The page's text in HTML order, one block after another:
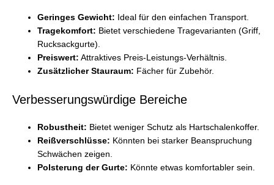
Geringes Gewicht: Ideal für den einfachen Transport.
Tragekomfort: Bietet verschiedene Tragevarianten (Griff,
Rucksackgurte).
Preiswert: Attraktives Preis-Leistungs-Verhältnis.
Zusätzlicher Stauraum: Fächer für Zubehör.
Verbesserungswürdige Bereiche
Robustheit: Bietet weniger Schutz als Hartschalenkoffer.
Reißverschlüsse: Könnten bei starker Beanspruchung
Schwächen zeigen.
Polsterung der Gurte: Könnte etwas komfortabler sein.